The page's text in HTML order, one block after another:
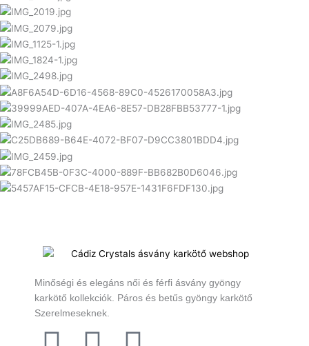
Minőségi és elegáns női és férfi ásvány gyöngy
karkötő kollekciók. Páros és betűs gyöngy karkötő
Szerelmeseknek.